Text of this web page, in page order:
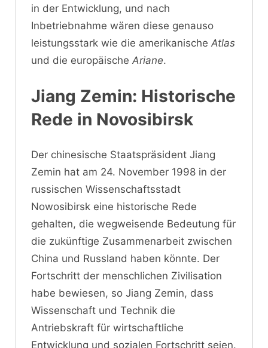
in der Entwicklung, und nach
Inbetriebnahme wären diese genauso
leistungsstark wie die amerikanische Atlas
und die europäische Ariane.
Jiang Zemin: Historische
Rede in Novosibirsk
Der chinesische Staatspräsident Jiang
Zemin hat am 24. November 1998 in der
russischen Wissenschaftsstadt
Nowosibirsk eine historische Rede
gehalten, die wegweisende Bedeutung für
die zukünftige Zusammenarbeit zwischen
China und Russland haben könnte. Der
Fortschritt der menschlichen Zivilisation
habe bewiesen, so Jiang Zemin, dass
Wissenschaft und Technik die
Antriebskraft für wirtschaftliche
Entwicklung und sozialen Fortschritt seien.